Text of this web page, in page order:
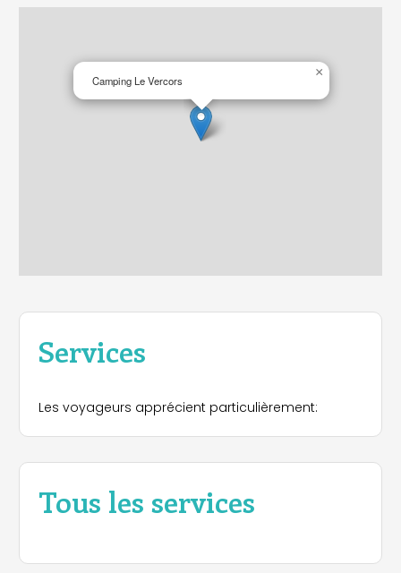
Camping Le Vercors
×
Services
Les voyageurs apprécient particulièrement:
Tous les services